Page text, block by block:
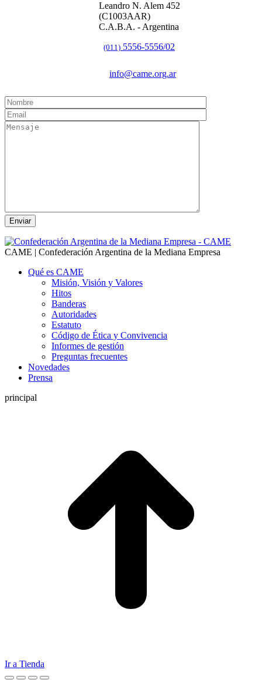
Leandro N. Alem 452
(C1003AAR)
C.A.B.A. - Argentina
(011) 5556-5556/02
info@came.org.ar
CAME | Confederación Argentina de la Mediana Empresa
Qué es CAME
Misión, Visión y Valores
Hitos
Banderas
Autoridades
Estatuto
Código de Ética y Convivencia
Informes de gestión
Preguntas frecuentes
Novedades
Prensa
principal
Ir a Tienda